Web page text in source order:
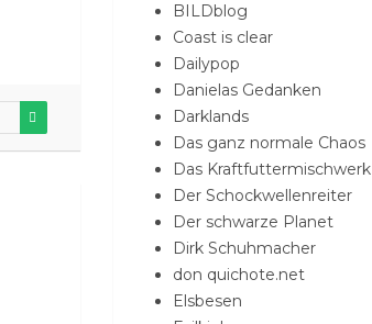
BILDblog
Coast is clear
Dailypop
Danielas Gedanken
Darklands
Das ganz normale Chaos
Das Kraftfuttermischwerk
Der Schockwellenreiter
Der schwarze Planet
Dirk Schuhmacher
don quichote.net
Elsbesen